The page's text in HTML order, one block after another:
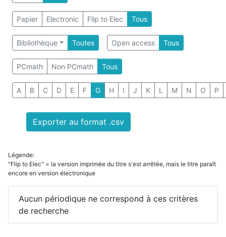
Papier Electronic Flip to Elec Tous
Bibliothèque Toutes Open access Tous
PCmath Non PCmath Tous
A B C D E F G H I J K L M N O P
Exporter au format .csv
Légende:
"Flip to Elec" = la version imprimée du titre s'est arrêtée, mais le titre paraît
encore en version électronique
Aucun périodique ne correspond à ces critères
de recherche